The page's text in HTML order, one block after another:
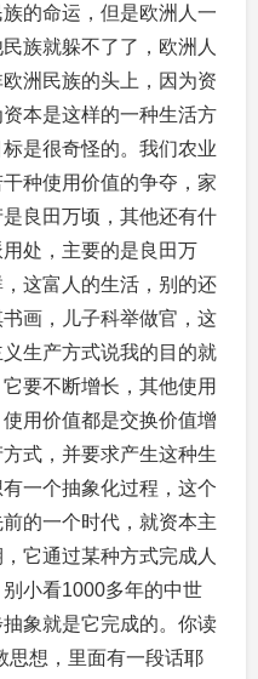
的命运，但是欧洲人一
族就躲不了了，欧洲人
洲民族的头上，因为资
本是这样的一种生活方
是很奇怪的。我们农业
种使用价值的争夺，家
良田万顷，其他还有什
处，主要的是良田万
这富人的生活，别的还
画，儿子科举做官，这
生产方式说我的目的就
要不断增长，其他使用
用价值都是交换价值增
式，并要求产生这种生
一个抽象化过程，这个
的一个时代，就资本主
它通过某种方式完成人
小看1000多年的中世
象就是它完成的。你读
思想，里面有一段话耶